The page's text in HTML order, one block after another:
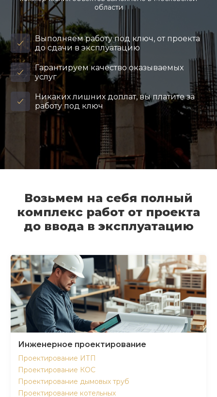
области
Выполняем работу под ключ, от проекта
до сдачи в эксплуатацию
Гарантируем качество оказываемых
услуг
Никаких лишних доплат, вы платите за
работу под ключ
Возьмем на себя полный
комплекс работ от проекта
до ввода в эксплуатацию
Инженерное проектирование
Проектирование ИТП
Проектирование КОС
Проектирование дымовых труб
Проектирование котельных